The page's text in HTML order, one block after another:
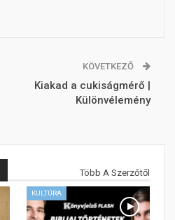
KÖVETKEZŐ
Kiakad a cukiságmérő |
Különvélemény
Több A Szerzőtől
KULTÚRA